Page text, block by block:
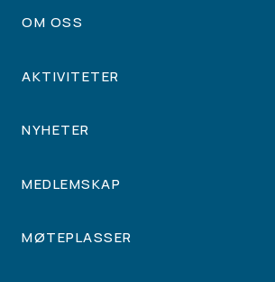
OM OSS
AKTIVITETER
NYHETER
MEDLEMSKAP
MØTEPLASSER